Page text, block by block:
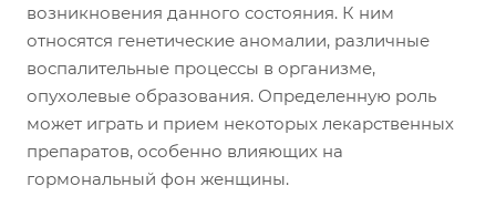
возникновения данного состояния. К ним
относятся генетические аномалии, различные
воспалительные процессы в организме,
опухолевые образования. Определенную роль
может играть и прием некоторых лекарственных
препаратов, особенно влияющих на
гормональный фон женщины.